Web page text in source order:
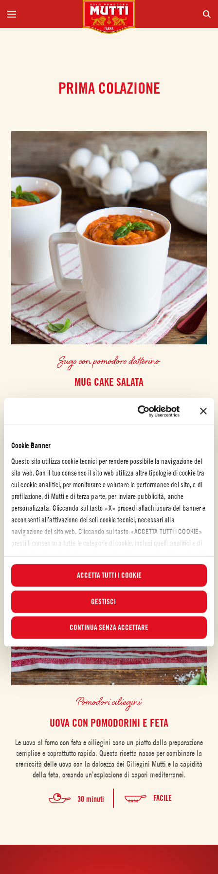
Cookie Banner
Questo sito utilizza cookie tecnici per rendere possibile la navigazione del
sito web. Con il tuo consenso il sito web utilizza altre tipologie di cookie tra
cui cookie analitici, per monitorare e valutare le performance del sito, e di
profilazione, di Mutti e di terza parte, per inviare pubblicità, anche
personalizzata. Cliccando sul tasto «X» procedi allachiusura del banner e
acconsenti all’attivazione dei soli cookie tecnici, necessari alla
navigazione del sito web. Cliccando sul tasto «ACCETTA TUTTI I COOKIE»
presti il consenso a tutte le categorie di cookie, inclusi quelli analitici e di
consenso e visualizzare l’elenco aggiornato dei cookie attraverso il
pulsante “GESTISCI”. Per maggiori informazioni, ti invitiamo a leggere la
nostraCookie Policy.
ACCETTA TUTTI I COOKIE
GESTISCI
CONTINUA SENZA ACCETTARE
PRIMA COLAZIONE
Sugo con pomodoro datterino
MUG CAKE SALATA
Pomodori ciliegini
UOVA CON POMODORINI E FETA
Le uova al forno con feta e ciliegini sono un piatto dalla preparazione
semplice e soprattutto rapida. Questa ricetta nasce per combinare la
cremosità delle uova con la dolcezza dei Ciliegini Mutti e la sapidità
della feta, creando un’esplosione di sapori mediterranei.
30 minuti FACILE